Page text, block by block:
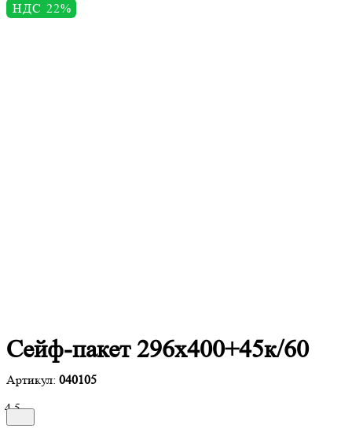
НДС 22%
Сейф-пакет 296х400+45к/60
Артикул: 040105
4.5